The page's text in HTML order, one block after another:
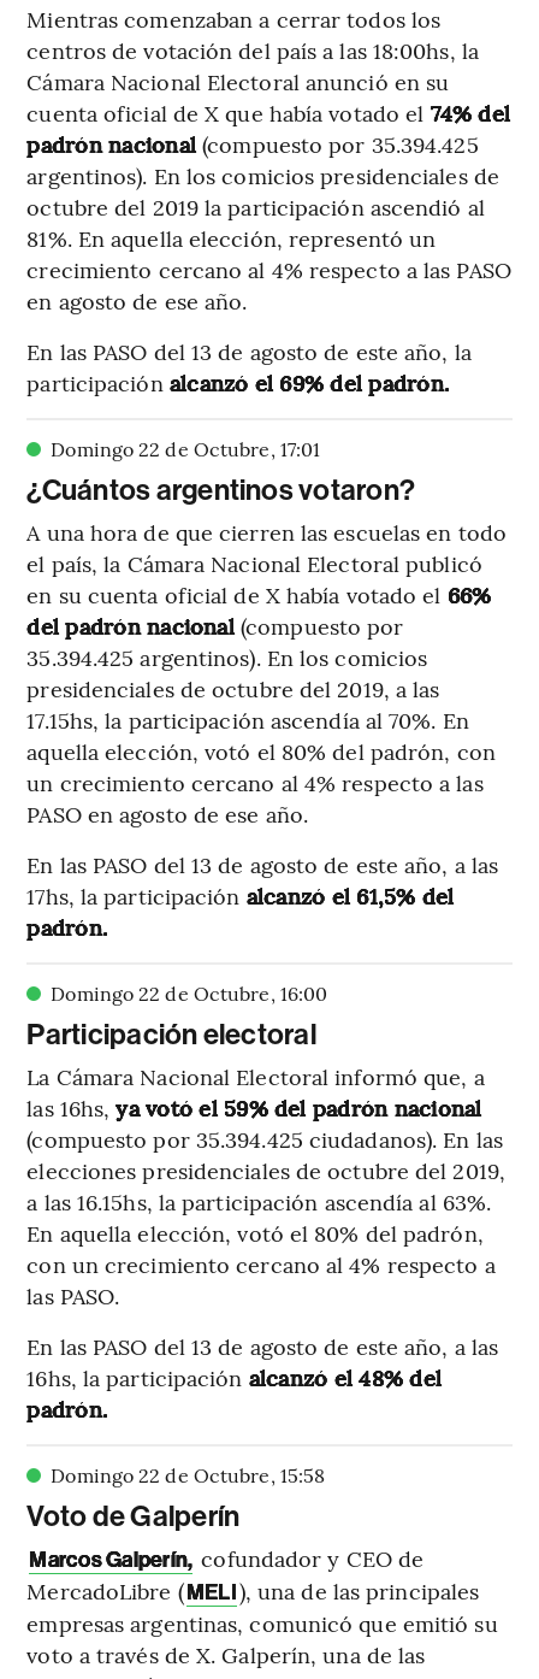
Mientras comenzaban a cerrar todos los
centros de votación del país a las 18:00hs, la
Cámara Nacional Electoral anunció en su
cuenta oficial de X que había votado el 74% del
padrón nacional(compuesto por 35.394.425
argentinos). En los comicios presidenciales de
octubre del 2019 la participación ascendió al
81%. En aquella elección, representó un
crecimiento cercano al 4% respecto a las PASO
en agosto de ese año.
En las PASO del 13 de agosto de este año, la
participación alcanzó el 69% del padrón.
Domingo 22 de Octubre, 17:01
¿Cuántos argentinos votaron?
A una hora de que cierren las escuelas en todo
el país, la Cámara Nacional Electoral publicó
en su cuenta oficial de X había votado el 66%
del padrón nacional(compuesto por
35.394.425 argentinos). En los comicios
presidenciales de octubre del 2019, a las
17.15hs, la participación ascendía al 70%. En
aquella elección, votó el 80% del padrón, con
un crecimiento cercano al 4% respecto a las
PASO en agosto de ese año.
En las PASO del 13 de agosto de este año, a las
17hs, la participación alcanzó el 61,5% del
padrón.
Domingo 22 de Octubre, 16:00
Participación electoral
La Cámara Nacional Electoral informó que, a
las 16hs,ya votó el 59% del padrón nacional
(compuesto por 35.394.425 ciudadanos). En las
elecciones presidenciales de octubre del 2019,
a las 16.15hs, la participación ascendía al 63%.
En aquella elección, votó el 80% del padrón,
con un crecimiento cercano al 4% respecto a
las PASO.
En las PASO del 13 de agosto de este año, a las
16hs, la participación alcanzó el 48% del
padrón.
Domingo 22 de Octubre, 15:58
Voto de Galperín
Marcos Galperín, cofundador y CEO de
MercadoLibre (MELI), una de las principales
empresas argentinas, comunicó que emitió su
voto a través de X. Galperín, una de las